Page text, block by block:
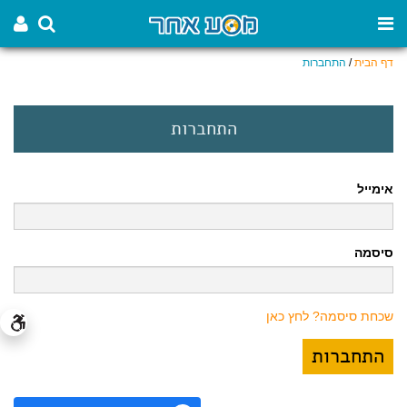
דף הבית/ התחברות
התחברות
אימייל
סיסמה
שכחת סיסמה? לחץ כאן